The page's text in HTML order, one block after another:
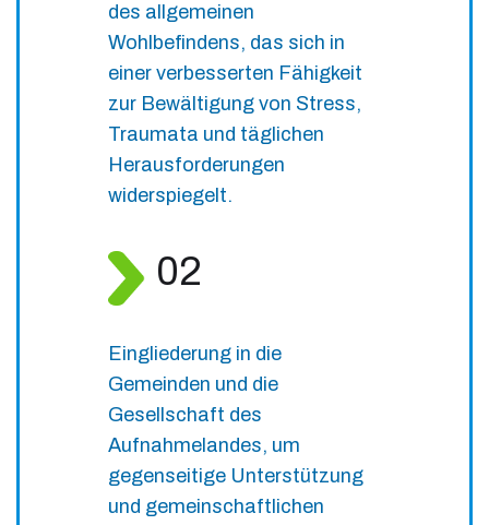
des allgemeinen
Wohlbefindens, das sich in
einer verbesserten Fähigkeit
zur Bewältigung von Stress,
Traumata und täglichen
Herausforderungen
widerspiegelt.
02
Eingliederung in die
Gemeinden und die
Gesellschaft des
Aufnahmelandes, um
gegenseitige Unterstützung
und gemeinschaftlichen